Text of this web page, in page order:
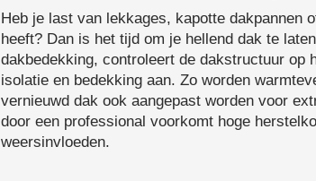
Heb je last van lekkages, kapotte dakpannen
heeft? Dan is het tijd om je hellend dak te
dakbedekking, controleert de dakstructuur op
isolatie en bedekking aan. Zo worden
vernieuwd dak ook aangepast worden voor
door een professional voorkomt hoge
weersinvloeden.